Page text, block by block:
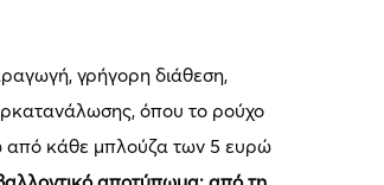
γρήγορη διάθεση,
όπου το ρούχο
από κάθε μπλούζα των 5 ευρώ